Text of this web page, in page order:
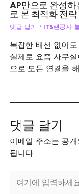
AP만으로 완성하
로 본 최적화 전략
댓글 달기 / IT&랜공사
복잡한 배선 없이
실제로 요즘 사무
으로 모든 연결을
댓글 달기
이메일 주소는 공
됩니다